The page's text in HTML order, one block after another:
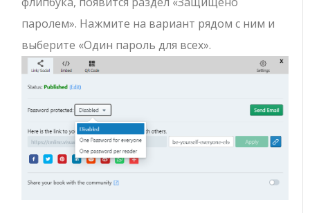
паролем». Нажмите на вариант рядом с ним и
выберите «Один пароль для всех».